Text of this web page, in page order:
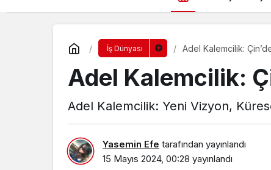
İş Dünyası Adel Kalemcilik:
Adel Kalemcilik:
Adel Kalemcilik: Yeni Vizyon,
Yasemin Efe tarafından yayınlandı
15 Mayıs 2024, 00:28 yayınlandı